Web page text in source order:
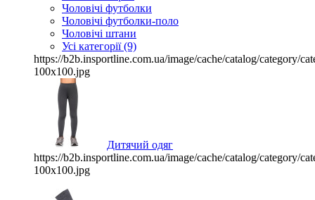
Чоловічі футболки
Чоловічі футболки-поло
Чоловічі штани
Усі категорії (9)
https://b2b.insportline.com.ua/image/cache/catalog/category/
100x100.jpg
Дитячий одяг
https://b2b.insportline.com.ua/image/cache/catalog/category/
100x100.jpg